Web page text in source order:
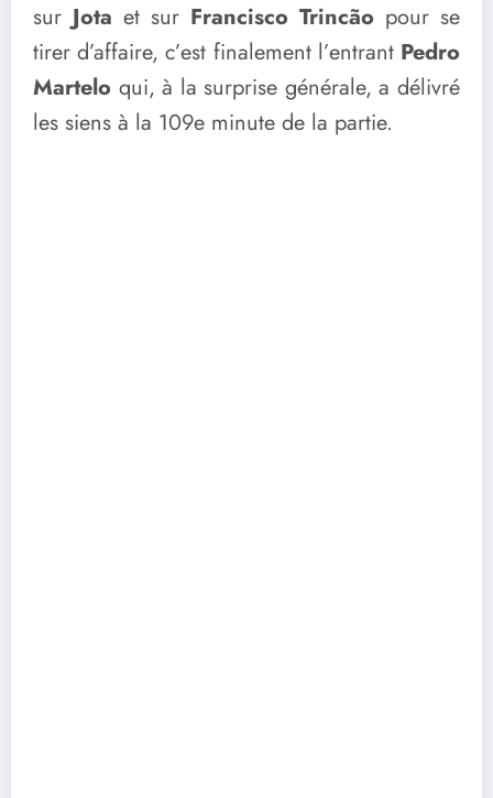
surJota et sur Francisco Trincão pour se
tirer d’affaire, c’est finalement l’entrant Pedro
Martelo qui, à la surprise générale, a délivré
les siens à la 109e minute de la partie.